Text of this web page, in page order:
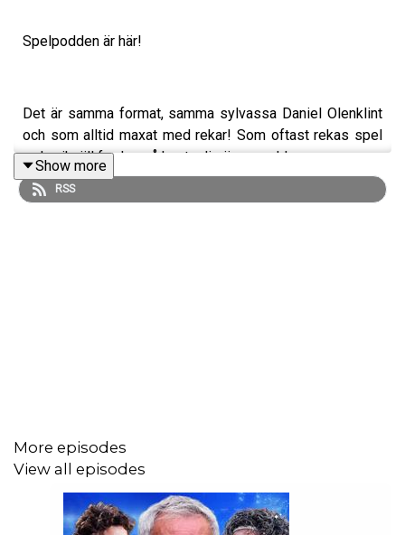
Spelpodden är här!
Det är samma format, samma sylvassa Daniel Olenklint
och som alltid maxat med rekar! Som oftast rekas spel
redan ikväll fredag så kasta dig över podden.
Show more
RSS
More episodes
View all episodes